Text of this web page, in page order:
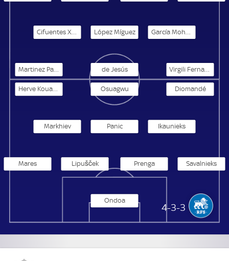
López Míguez
Martinez Palau de Jesús
Rigas Futbola Skola
4-3-3
Ondoa
Savalnieks
Prenga
Lipušček
Mares
Ikaunieks
Panic
Markhiev
Diomandé
Osuagwu
Herve Kouadio